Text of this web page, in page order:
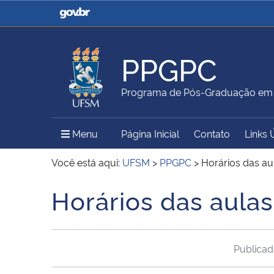
Casa Civil
Ministério da Justiça e
Ministério da Agricultura,
Pecuária e Abastecimento
Ministério da Educação
Ministério do Meio Ambiente Ministério do Turismo
Secretaria de Governo
Gabinete de Segurança
PPGPC
Programa de Pós-Graduação
Menu Menu Principal do Sítio
Página Inicial Contato Links
Você está aqui: UFSM > PPGPC > Horários das
Início do conteúdo
Horários das